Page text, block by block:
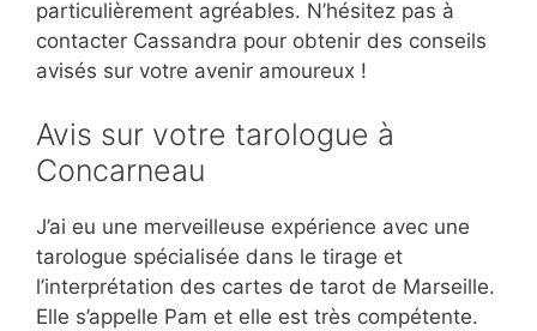
particulièrement agréables. N’hésitez pas à
contacter Cassandra pour obtenir des conseils
avisés sur votre avenir amoureux !
Avis sur votre tarologue à
Concarneau
J’ai eu une merveilleuse expérience avec une
tarologue spécialisée dans le tirage et
l’interprétation des cartes de tarot de Marseille.
Elle s’appelle Pam et elle est très compétente.